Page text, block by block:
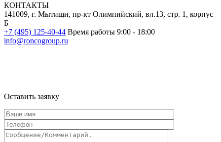
КОНТАКТЫ
141009, г. Мытищи, пр-кт Олимпийский, вл.13, стр. 1, корпус
Б
+7 (495) 125-40-44 Время работы 9:00 - 18:00
info@roncogroup.ru
Оставить заявку